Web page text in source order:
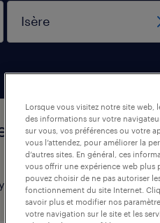
logistique,
de contrat durée
Lorsque vous visitez notre site web,
des informations sur votre
sur vous, vos préférences ou votre
vous l’attendez, pour améliorer la
d’autres sites. En général, ces
vous offrir une expérience web plus
pouvez choisir de ne pas autoriser
fonctionnement du site Internet.
savoir plus et modifier nos
votre navigation sur le site et les